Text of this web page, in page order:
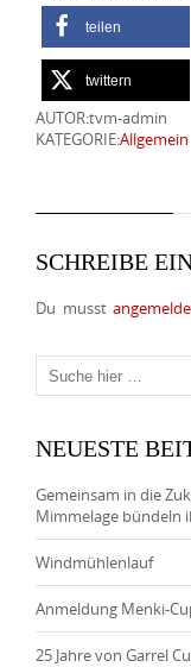
teilen
twittern
AUTOR:tvm-admin
KATEGORIE:Allgemein
SCHREIBE
Du musst
NEUESTE
Gemeinsam in die
Mimmelage bündeln
Windmühlenlauf
Anmeldung Menki-
25 Jahre von Garrel